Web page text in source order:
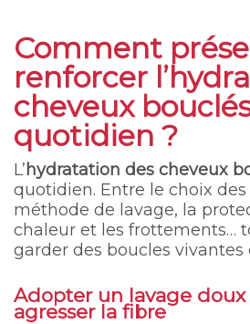
Comment
renforcer
cheveux
quotidien ?
L’hydratation des cheveux
quotidien. Entre le choix
méthode de lavage, la
chaleur et les frottements…
garder des boucles vivantes
Adopter un lavage doux
agresser la fibre